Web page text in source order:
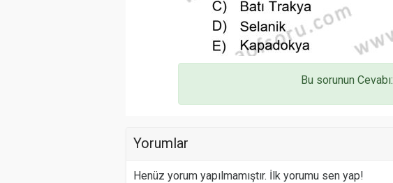
Bu sorunun Cevabı:
Yorumlar
Henüz yorum yapılmamıştır. İlk yorumu sen yap!